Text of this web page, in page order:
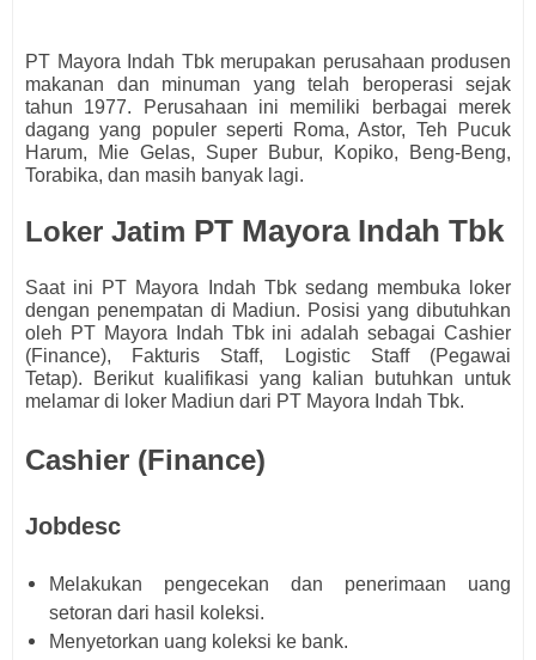
PT Mayora Indah Tbk merupakan perusahaan produsen
makanan dan minuman yang telah beroperasi sejak
tahun 1977. Perusahaan ini memiliki berbagai merek
dagang yang populer seperti Roma, Astor, Teh Pucuk
Harum, Mie Gelas, Super Bubur, Kopiko, Beng-Beng,
Torabika, dan masih banyak lagi.
Loker Jatim PT Mayora Indah Tbk
Saat ini PT Mayora Indah Tbk sedang membuka loker
dengan penempatan di Madiun. Posisi yang dibutuhkan
oleh PT Mayora Indah Tbk ini adalah sebagai Cashier
(Finance), Fakturis Staff, Logistic Staff (Pegawai
Tetap).
Berikut kualifikasi yang kalian butuhkan untuk
melamar di loker Madiun dari PT Mayora Indah Tbk.
Cashier (Finance)
Jobdesc
Melakukan pengecekan dan penerimaan uang
setoran dari hasil koleksi.
Menyetorkan uang koleksi ke bank.